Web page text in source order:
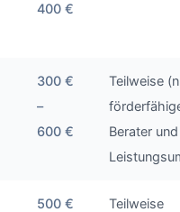
400 €
300 €
–
600 €
Teilweise
Berater und
500 €
Teilweise